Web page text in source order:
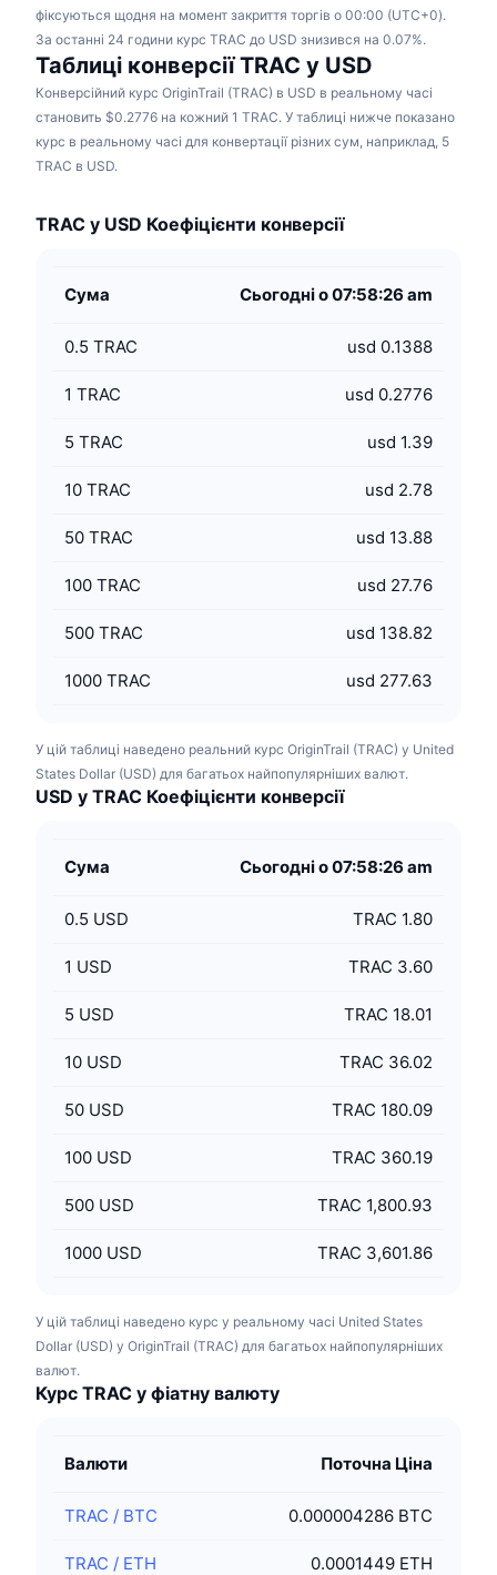
фіксуються щодня на момент закриття торгів о 00:00 (UTC+0).
За останні 24 години курс TRAC до USD знизився на 0.07%.
Таблиці конверсії TRAC у USD
Конверсійний курс OriginTrail (TRAC) в USD в реальному часі
становить $0.2776 на кожний 1 TRAC. У таблиці нижче показано
курс в реальному часі для конвертації різних сум, наприклад, 5
TRAC в USD.
TRAC у USD Коефіцієнти конверсії
Сума Сьогодні о 07:58:26 am
0.5 TRAC usd 0.1388
1 TRAC usd 0.2776
5 TRAC usd 1.39
10 TRAC usd 2.78
50 TRAC usd 13.88
100 TRAC usd 27.76
500 TRAC usd 138.82
1000 TRAC usd 277.63
У цій таблиці наведено реальний курс OriginTrail (TRAC) у United
States Dollar (USD) для багатьох найпопулярніших валют.
USD у TRAC Коефіцієнти конверсії
Сума Сьогодні о 07:58:26 am
0.5 USD TRAC 1.80
1 USD TRAC 3.60
5 USD TRAC 18.01
10 USD TRAC 36.02
50 USD TRAC 180.09
100 USD TRAC 360.19
500 USD TRAC 1,800.93
1000 USD TRAC 3,601.86
У цій таблиці наведено курс у реальному часі United States
Dollar (USD) у OriginTrail (TRAC) для багатьох найпопулярніших
валют.
Курс TRAC у фіатну валюту
Валюти Поточна Ціна
TRAC / BTC 0.000004286 BTC
TRAC / ETH 0.0001449 ETH